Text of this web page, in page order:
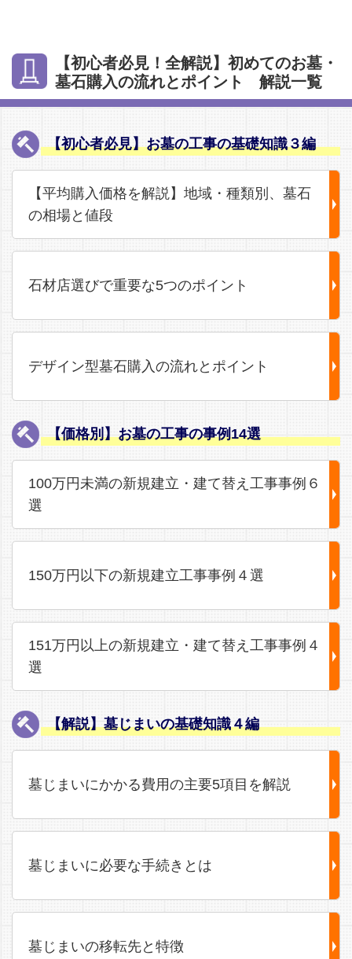
【初心者必見！全解説】初めてのお墓・
墓石購入の流れとポイント 解説一覧
【初心者必見】お墓の工事の基礎知識３編
【平均購入価格を解説】地域・種類別、墓石
の相場と値段
石材店選びで重要な5つのポイント
デザイン型墓石購入の流れとポイント
【価格別】お墓の工事の事例14選
100万円未満の新規建立・建て替え工事事例６
選
150万円以下の新規建立工事事例４選
151万円以上の新規建立・建て替え工事事例４
選
【解説】墓じまいの基礎知識４編
墓じまいにかかる費用の主要5項目を解説
墓じまいに必要な手続きとは
墓じまいの移転先と特徴